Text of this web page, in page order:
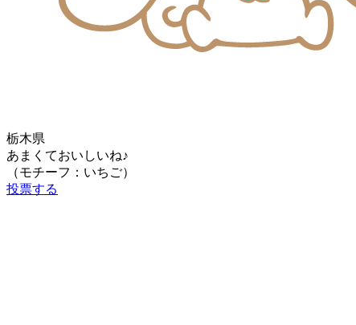
栃木県
あまくておいしいね♪
（モチーフ：いちご）
投票する